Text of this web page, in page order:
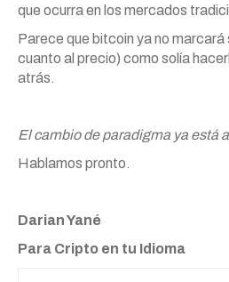
que ocurra en los mercados
Parece que bitcoin ya no marcará
cuanto al precio) como solía
atrás.
El cambio de paradigma ya está
Hablamos pronto.
Darian Yané
Para Cripto en tu Idioma